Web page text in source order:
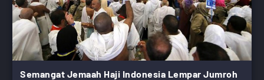
Semangat Jemaah Haji Indonesia Lempar Jumroh